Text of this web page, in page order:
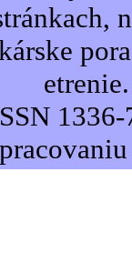
etrenie.